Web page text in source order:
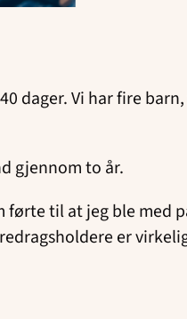
dager. Vi har fire
gjennom to år.
til at jeg ble med
er